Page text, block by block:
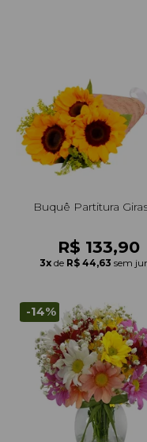
Buquê Partitura
R$ 133,90
3x de R$ 44,63 sem
-14%